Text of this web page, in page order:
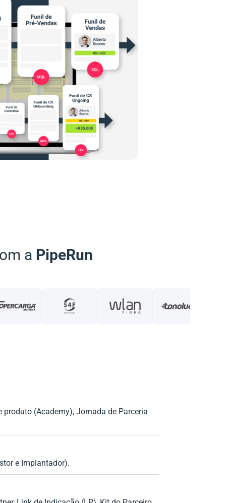
a PipeRun
(Academy), Jornada de Parceria
e Implantador).